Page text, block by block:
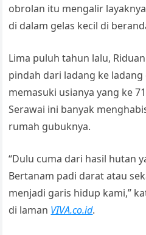
obrolan itu mengalir
di dalam gelas kecil di
Lima puluh tahun lalu,
pindah dari ladang ke
memasuki usianya yang ke
Serawai ini banyak
rumah gubuknya.
“Dulu cuma dari hasil hutan
Bertanam padi darat atau
menjadi garis hidup kami,”
di laman VIVA.co.id.